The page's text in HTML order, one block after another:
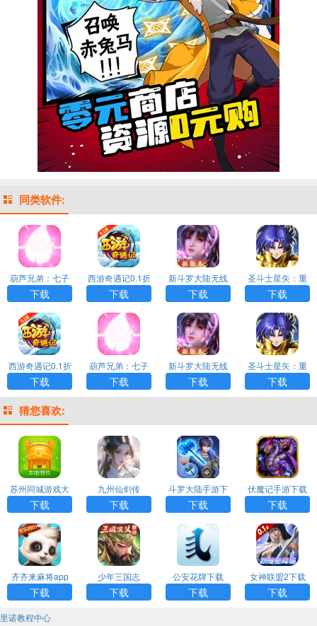
同类软件:
葫芦兄弟：七子
降妖无限内购版
游戏下载
下载
西游奇遇记0.1折
扣版下载
下载
新斗罗大陆无线
充值破解版手游
下载
下载
圣斗士星矢：重
生游戏下载
下载
西游奇遇记0.1折
扣版下载
下载
葫芦兄弟：七子
降妖无限内购版
游戏下载
下载
新斗罗大陆无线
充值破解版手游
下载
下载
圣斗士星矢：重
生游戏下载
下载
猜您喜欢:
苏州同城游戏大
厅APP
下载
九州仙剑传
下载
斗罗大陆手游下
载
下载
伏魔记手游下载
下载
齐齐来麻将app
下载
少年三国志
下载
公安花牌下载
下载
女神联盟2下载
下载
里诺教程中心